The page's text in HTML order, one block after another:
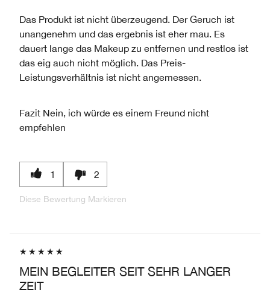
Das Produkt ist nicht überzeugend. Der Geruch ist
unangenehm und das ergebnis ist eher mau. Es
dauert lange das Makeup zu entfernen und restlos ist
das eig auch nicht möglich. Das Preis-
Leistungsverhältnis ist nicht angemessen.
Fazit Nein, ich würde es einem Freund nicht
empfehlen
1 2
Diese Bewertung Markieren
MEIN BEGLEITER SEIT SEHR LANGER
ZEIT